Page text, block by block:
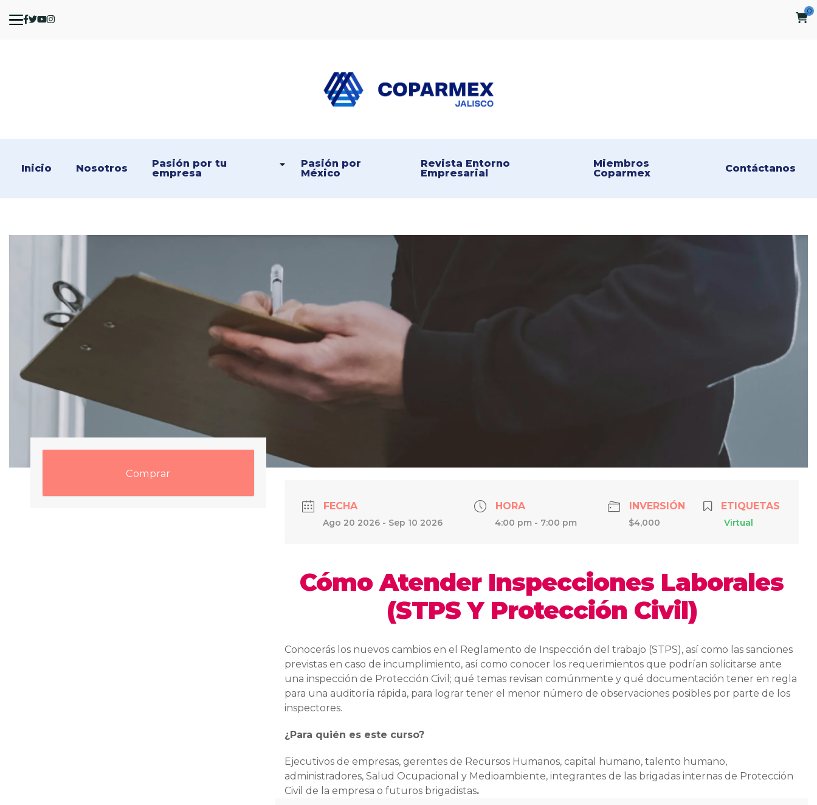
0
Inicio Nosotros
Pasión por tu
empresa
Pasión por
México
Revista Entorno
Empresarial
Miembros
Coparmex
Contáctanos
Comprar
FECHA
Ago 20 2026 - Sep 10 2026
HORA
4:00 pm - 7:00 pm
INVERSIÓN
$4,000
ETIQUETAS
Virtual
Cómo Atender Inspecciones Laborales
(STPS Y Protección Civil)
Conocerás los nuevos cambios en el Reglamento de Inspección del trabajo (STPS), así como las sanciones
previstas en caso de incumplimiento, así como conocer los requerimientos que podrían solicitarse ante
una inspección de Protección Civil; qué temas revisan comúnmente y qué documentación tener en regla
para una auditoría rápida, para lograr tener el menor número de observaciones posibles por parte de los
inspectores.
¿Para quién es este curso?
Ejecutivos de empresas, gerentes de Recursos Humanos, capital humano, talento humano,
administradores, Salud Ocupacional y Medioambiente, integrantes de las brigadas internas de Protección
Civil de la empresa o futuros brigadistas.